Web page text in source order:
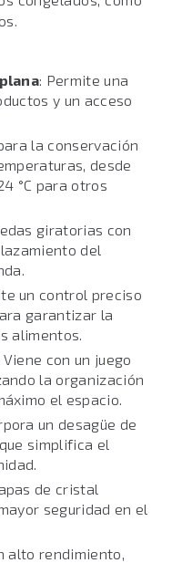
: Permite una
y un acceso
la conservación
desde
°C para otros
giratorias con
del
un control preciso
garantizar la
alimentos.
Viene con un juego
la organización
el espacio.
un desagüe de
simplifica el
de cristal
seguridad en el
alto rendimiento,